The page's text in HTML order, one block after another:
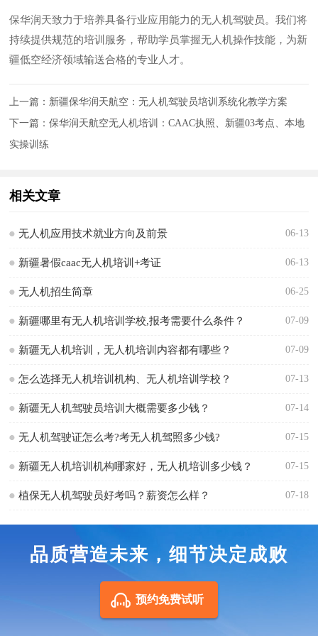
保华润天致力于培养具备行业应用能力的无人机驾驶员。我们将
持续提供规范的培训服务，帮助学员掌握无人机操作技能，为新
疆低空经济领域输送合格的专业人才。
上一篇： 新疆保华润天航空：无人机驾驶员培训系统化教学方案
下一篇：保华润天航空无人机培训：CAAC执照、新疆03考点、本地
实操训练
相关文章
06-13
无人机应用技术就业方向及前景
06-13
新疆暑假caac无人机培训+考证
06-25
无人机招生简章
07-09
新疆哪里有无人机培训学校,报考需要什么条件？
07-09
新疆无人机培训，无人机培训内容都有哪些？
07-13
怎么选择无人机培训机构、无人机培训学校？
07-14
新疆无人机驾驶员培训大概需要多少钱？
07-15
无人机驾驶证怎么考?考无人机驾照多少钱?
07-15
新疆无人机培训机构哪家好，无人机培训多少钱？
07-18
植保无人机驾驶员好考吗？薪资怎么样？
品质营造未来，细节决定成败
预约免费试听